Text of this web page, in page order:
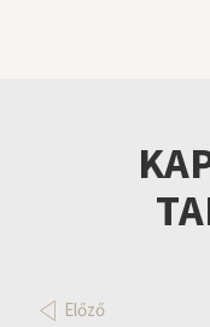
Előző